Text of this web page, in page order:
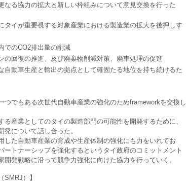
なる協力の拡大と新しい枠組みについて意見交換を行った
タイが重要視する対象産業における製造業の拡大を後押しす
でのCO2排出量の削減
の回復の推進、及び廃棄物削減対策、廃車処理の促進
自動車生産と輸出の拠点として確固たる地位を持ち続けるた
つでもある次世代自動車産業の強化のためframeworkを交換し
る産業としてのタイの製造部門の可能性を開発するために、
発について話し合った。
した自動車産業の育成や生産体制の強化にも力をいれてお
ートナーシップを強化するというタイ政府のコミットメント
開発戦略に沿って競争力強化に向けた協力を行っていく。
SMRJ）】